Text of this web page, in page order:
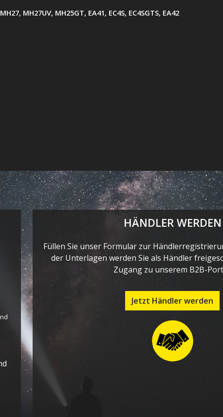
MH27UV, MH25GT, EA41, EC4S, EC4SGTS, EA42
HÄNDLER WERDEN
Füllen Sie unser Formular zur
der Unterlagen werden Sie als Händler
Zugang zu unserem B2B-
Jetzt Händler werden